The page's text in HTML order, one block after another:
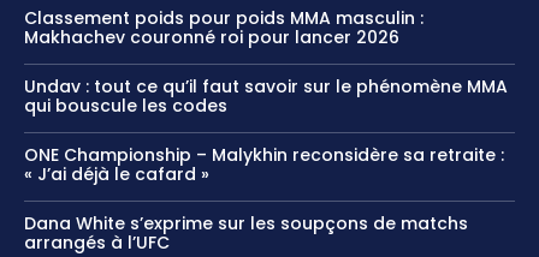
Classement poids pour poids MMA masculin :
Makhachev couronné roi pour lancer 2026
Undav : tout ce qu’il faut savoir sur le phénomène MMA
qui bouscule les codes
ONE Championship – Malykhin reconsidère sa retraite :
« J’ai déjà le cafard »
Dana White s’exprime sur les soupçons de matchs
arrangés à l’UFC